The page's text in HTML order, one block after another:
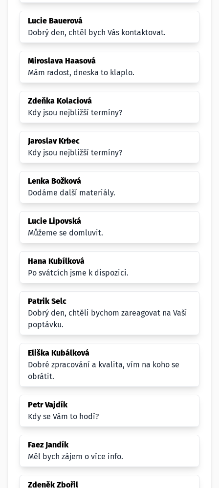
Lucie Bauerová
Dobrý den, chtěl bych Vás kontaktovat.
Miroslava Haasová
Mám radost, dneska to klaplo.
Zdeňka Kolaciová
Kdy jsou nejbližší termíny?
Jaroslav Krbec
Kdy jsou nejbližší termíny?
Lenka Božková
Dodáme další materiály.
Lucie Lipovská
Můžeme se domluvit.
Hana Kubílková
Po svátcích jsme k dispozici.
Patrik Selc
Dobrý den, chtěli bychom zareagovat na Vaši
poptávku.
Eliška Kubálková
Dobré zpracování a kvalita, vím na koho se
obrátit.
Petr Vajdík
Kdy se Vám to hodí?
Faez Jandík
Měl bych zájem o více info.
Zdeněk Zbořil